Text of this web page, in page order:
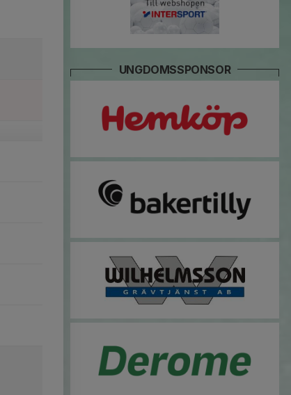
UNGDOMSSPONSOR